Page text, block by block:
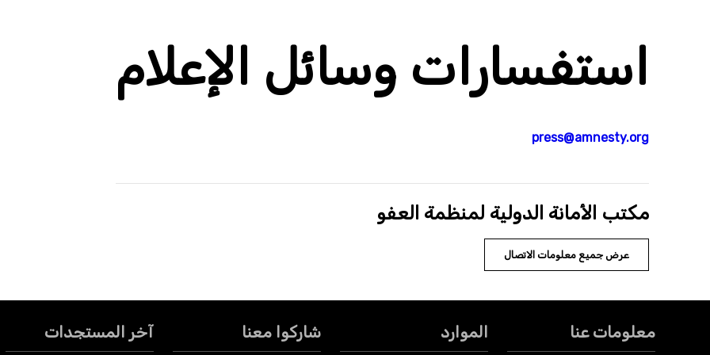
استفسارات وسائل الإعلام
press@amnesty.org
مكتب الأمانة الدولية لمنظمة العفو
عرض جميع معلومات الاتصال
معلومات عنا الموارد شاركوا معنا آخر المستجدات